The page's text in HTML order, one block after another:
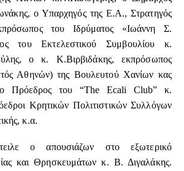
ο Υπαρχηγός της Ε.Α., Στρατηγός
του Ιδρύματος «Ιωάννη Σ.
του Εκτελεστικού Συμβουλίου κ.
ο κ. Κ.Βιρβιδάκης, εκπρόσωπος
Αθηνών) της Βουλευτού Χανίων κας
ο Πρόεδρος του “The Ecali Club” κ.
Κρητικών Πολιτιστικών Συλλόγων
κ.α.
ο απουσιάζων στο εξωτερικό
και Θρησκευμάτων κ. Β. Διγαλάκης.